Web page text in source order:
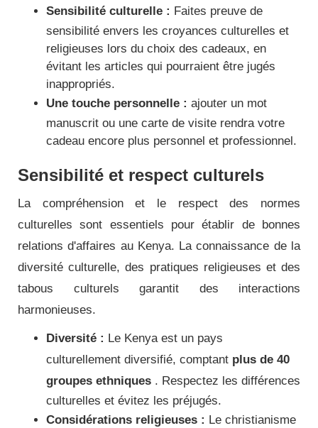
Sensibilité culturelle : Faites preuve de
sensibilité envers les croyances culturelles et
religieuses lors du choix des cadeaux, en
évitant les articles qui pourraient être jugés
inappropriés.
Une touche personnelle : ajouter un mot
manuscrit ou une carte de visite rendra votre
cadeau encore plus personnel et professionnel.
Sensibilité et respect culturels
La compréhension et le respect des normes
culturelles sont essentiels pour établir de bonnes
relations d'affaires au Kenya. La connaissance de la
diversité culturelle, des pratiques religieuses et des
tabous culturels garantit des interactions
harmonieuses.
Diversité : Le Kenya est un pays
culturellement diversifié, comptant plus de 40
groupes ethniques . Respectez les différences
culturelles et évitez les préjugés.
Considérations religieuses : Le christianisme